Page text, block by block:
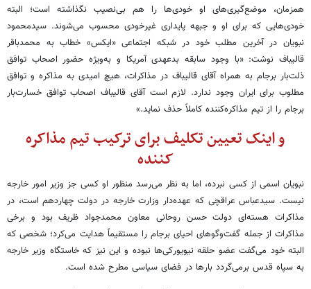
همزمان، موضع‌گیری‌های او خودی‌ها را هم بی‌نصیب نگذاشته است؛ البته
خودی‌هایی که برای او و جبهه پایداری غیرخودی محسوب می‌شوند. سیدمحمود
نبویان در آخرین مطلب خود در شبکه اجتماعی «ایکس» خطاب به محمدباقر
قالیباف نوشت: «با وجود سابقه بدعهدی آمریکا و به‌ویژه حضور اصحاب توافق
ذلت‌بار برجام به همراه آقای قالیباف در مذاکرات، هیچ امیدی به مذاکره و توافق
مطلوب برای ایران وجود ندارد. لازم است آقای قالیباف اصحاب توافق خسارت‌بار
برجام را از تیم مذاکره‌کننده کاملاً حذف نماید.»
و اینک تعیین تکلیف برای ترکیب تیم مذاکره
کننده
نبویان اسمی از کسی نبرده، اما به نظر می‌رسد منظور او کسی جز وزیر امور خارجه
نیست. سیدعباس عراقچی که عهده‌دار وزارت خارجه در دولت چهاردهم است، در
مذاکرات هسته‌ای دولت حسن روحانی معاون محمدجواد ظریف بود و برخی
مذاکرات از جمله گفت‌وگوهای احیای برجام را مستقیماً هدایت می‌کرد؛ شخصی که
البته خود می‌گفت عضو حلقه‌ نیویورکی‌ها نبوده و این نیز که خاستگاه وزیر خارجه
به سپاه قدس برمی‌گردد بارها در فضای سیاسی مطرح شده است.